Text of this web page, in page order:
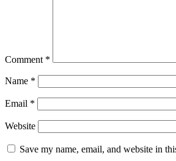
Comment *
Name *
Email *
Website
Save my name, email, and website in